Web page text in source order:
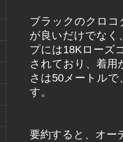
ブラックのクロ
が良いだけでなく
プには18Kローズ
されており、着用
さは50メートル
す。
要約すると、オー